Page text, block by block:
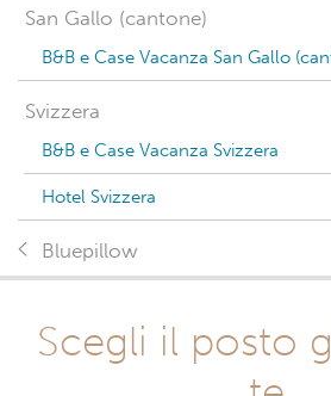
San Gallo (cantone)
B&B e Case Vacanza San Gallo
Svizzera
B&B e Case Vacanza Svizzera
Hotel Svizzera
Bluepillow
Scegli il posto